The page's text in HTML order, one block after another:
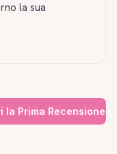
la sua
la Prima Recensione